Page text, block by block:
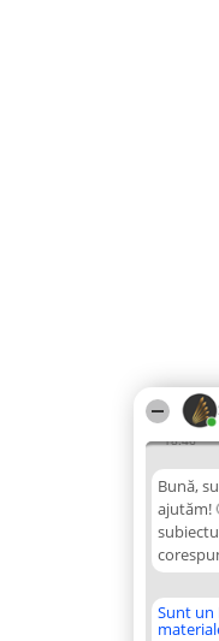
18:46
Bună,
ajutăm!
Sunt un